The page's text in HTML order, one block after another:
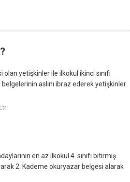
yetişkinler ile ilkokul ikinci sınıfı
aslını ibraz ederek yetişkinler
en az ilkokul 4. sınıfı bitirmiş
2. Kademe okuryazar belgesi alarak